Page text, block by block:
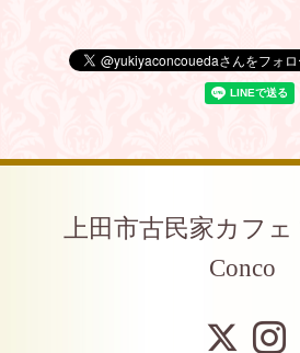
上田市古民家カフ
Conco